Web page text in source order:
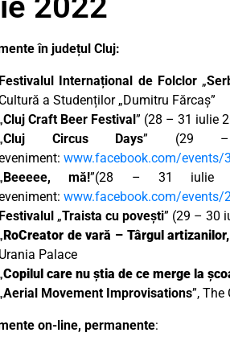
în județul Cluj:
Festivalul Internațional de Folclor„
Cultură a Studenților „Dumitru Fărcaș”
„Cluj Craft Beer Festival ” (28 – 31 iulie
„Cluj Circus Days” (29 –
www.facebook.com/events/
„ Beeeee, mă!”(28 – 31 iulie
www.facebook.com/events/
Festivalul „Traista cu povești” (29 – 30
„ RoCreator de vară – Târgul
Urania Palace
„Copilul care nu știa de ce merge la
„Aerial Movement Improvisations”,
on-line, permanente: